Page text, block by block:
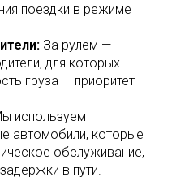
поездки в режиме
За рулем —
для которых
груза — приоритет
используем
автомобили, которые
обслуживание,
в пути.